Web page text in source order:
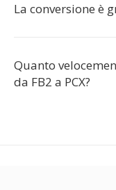
La conversione è
Quanto
da FB2 a PCX?